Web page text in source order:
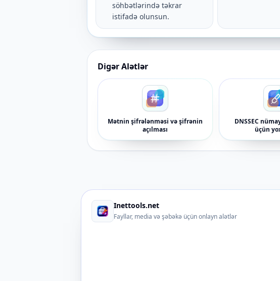
söhbətlərində təkrar
istifadə olunsun.
Digər Alətlər
Mətnin şifrələnməsi və şifrənin
açılması
DNSSEC
üçün
Inettools.net
Fayllar, media və şəbəkə üçün onlayn alətlər